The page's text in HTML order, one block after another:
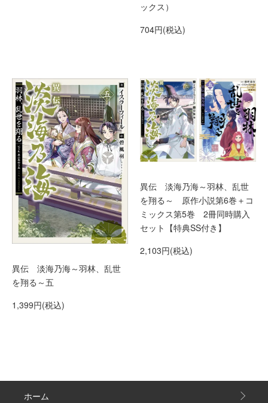
ックス）
704円(税込)
異伝 淡海乃海～羽林、乱世
を翔る～五
1,399円(税込)
異伝 淡海乃海～羽林、乱世
を翔る～ 原作小説第6巻＋コ
ミックス第5巻 2冊同時購入
セット【特典SS付き】
2,103円(税込)
ホーム